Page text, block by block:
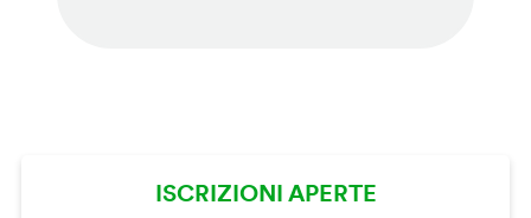
ISCRIZIONI APERTE